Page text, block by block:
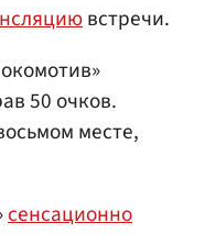
встречи.
50 очков.
месте,
сенсационно